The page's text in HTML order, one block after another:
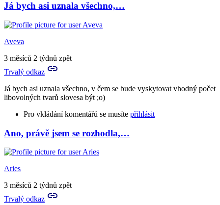
In
reply
to
Jestli
jsi
byla
…
Birute
Já bych asi uznala všechno,…
Aveva
3 měsíců 2 týdnů zpět
Trvalý odkaz
Já bych asi uznala všechno, v čem se bude vyskytovat vhodný počet
libovolných tvarů slovesa být ;o)
Pro vkládání komentářů se musíte přihlásit
In
reply
to
nepamatuju
si
to
mám
Ano, právě jsem se rozhodla,…
Aries
3 měsíců 2 týdnů zpět
Trvalý odkaz